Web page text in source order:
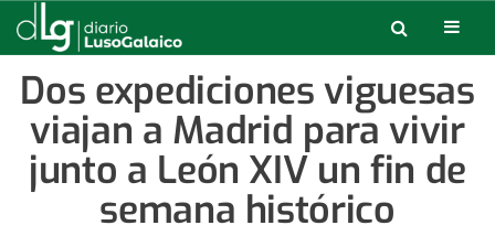
Dos expediciones viguesas
viajan a Madrid para vivir
junto a León XIV un fin de
semana histórico